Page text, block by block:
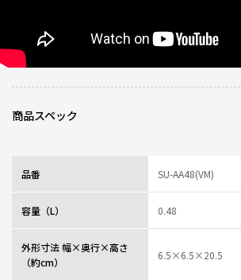
ニックネーム：ペソ さん
毎日の持ち運びにちょうどいいサイズ感で象印のロ
た
商品スペック
品番 SU-AA48(VM)
容量（L） 0.48
外形寸法 幅×奥行×高さ
（約cm）
6.5×6.5×20.5